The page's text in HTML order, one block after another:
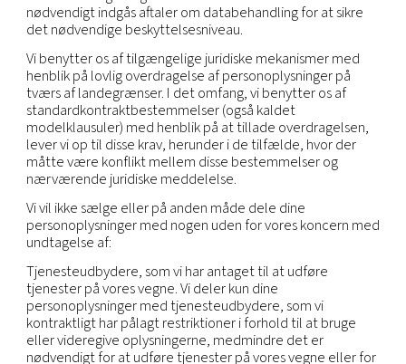
tredjeparter (herunder juridiske rådgivere), når
nødvendigt for, at et retskrav kan fastslås, gøres
eller forsvares eller på anden måde udøve vores
rettigheder, beskytte vores ejendom eller andres
rettigheder, ejendom eller sikkerhed eller efter
at understøtte eksterne revisions-, compliance-
virksomhedsledelsesfunktioner.
Fusioner og overtagelser:Personoplysninger
overføres til en part, der erhverver hele eller en
egenkapitalen eller aktiverne i vores virksomhed
dets forretningsaktiviteter i tilfælde af salg,
likvidation, opløsning eller andet.
Associerede selskaber:Vi kan også overføre og
oplysninger til vores associerede selskaber i
overensstemmelse med gældende lovgivning.